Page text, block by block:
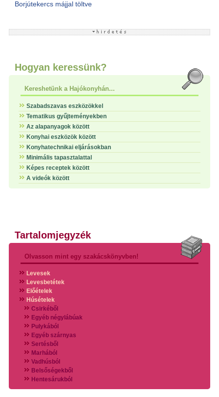
Borjútekercs májjal töltve
Hogyan keressünk?
Kereshetünk a Hajókonyhán...
Szabadszavas eszközökkel
Tematikus gyűjteményekben
Az alapanyagok között
Konyhai eszközök között
Konyhatechnikai eljárásokban
Minimális tapasztalattal
Képes receptek között
A videók között
Tartalomjegyzék
Olvasson mint egy szakácskönyvben!
Levesek
Levesbetétek
Előételek
Húsételek
Csirkéből
Egyéb négylábúak
Pulykából
Egyéb szárnyas
Sertésből
Marhából
Vadhúsból
Belsőségekből
Hentesárukból
Vadszárnyasokból